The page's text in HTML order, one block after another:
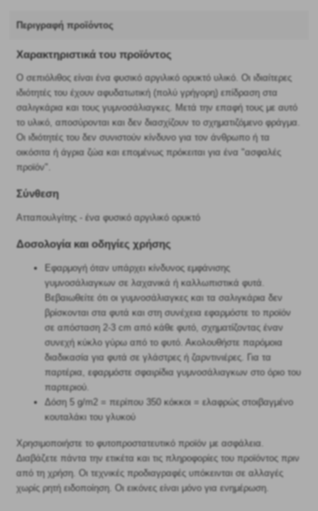
Περιγραφή προϊόντος
Χαρακτηριστικά του προϊόντος
Ο σεπιόλιθος είναι ένα φυσικό αργιλικό ορυκτό υλικό. Οι ιδιαίτερες
ιδιότητές του έχουν αφυδατωτική (πολύ γρήγορη) επίδραση στα
σαλιγκάρια και τους γυμνοσάλιαγκες. Μετά την επαφή τους με αυτό
το υλικό, αποσύρονται και δεν διασχίζουν το σχηματιζόμενο φράγμα.
Οι ιδιότητές του δεν συνιστούν κίνδυνο για τον άνθρωπο ή τα
οικόσιτα ή άγρια ζώα και επομένως πρόκειται για ένα "ασφαλές
προϊόν".
Σύνθεση
Ατταπουλγίτης - ένα φυσικό αργιλικό ορυκτό
Δοσολογία και οδηγίες χρήσης
Εφαρμογή όταν υπάρχει κίνδυνος εμφάνισης
γυμνοσάλιαγκων σε λαχανικά ή καλλωπιστικά φυτά.
Βεβαιωθείτε ότι οι γυμνοσάλιαγκες και τα σαλιγκάρια δεν
βρίσκονται στα φυτά και στη συνέχεια εφαρμόστε το προϊόν
σε απόσταση 2-3 cm από κάθε φυτό, σχηματίζοντας έναν
συνεχή κύκλο γύρω από το φυτό. Ακολουθήστε παρόμοια
διαδικασία για φυτά σε γλάστρες ή ζαρντινιέρες. Για τα
παρτέρια, εφαρμόστε σφαιρίδια γυμνοσάλιαγκων στο όριο του
παρτεριού.
Δόση 5 g/m2 = περίπου 350 κόκκοι = ελαφρώς στοιβαγμένο
κουταλάκι του γλυκού
Χρησιμοποιήστε το φυτοπροστατευτικό προϊόν με ασφάλεια.
Διαβάζετε πάντα την ετικέτα και τις πληροφορίες του προϊόντος πριν
από τη χρήση. Οι τεχνικές προδιαγραφές υπόκεινται σε αλλαγές
χωρίς ρητή ειδοποίηση. Οι εικόνες είναι μόνο για ενημέρωση.